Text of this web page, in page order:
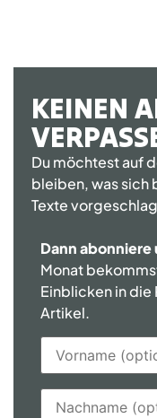
KEINEN
Du möchtest auf
bleiben, was sich
Texte
Dann
Monat
Einblicken in die
Artikel.